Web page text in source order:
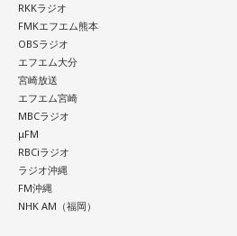
RKKラジオ
FMKエフエム熊本
OBSラジオ
エフエム大分
宮崎放送
エフエム宮崎
MBCラジオ
μFM
RBCiラジオ
ラジオ沖縄
FM沖縄
NHK AM（福岡）